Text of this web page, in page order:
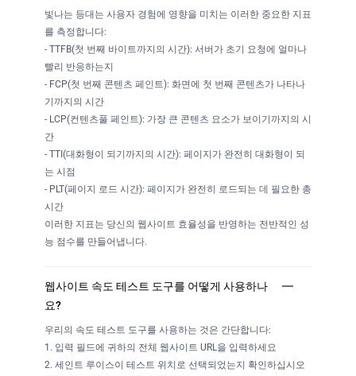
빛나는 등대는 사용자 경험에 영향을 미치는 이러한 중요한 지표
를 측정합니다:
- TTFB(첫 번째 바이트까지의 시간): 서버가 초기 요청에 얼마나
빨리 반응하는지
- FCP(첫 번째 콘텐츠 페인트): 화면에 첫 번째 콘텐츠가 나타나
기까지의 시간
- LCP(컨텐츠풀 페인트): 가장 큰 콘텐츠 요소가 보이기까지의 시
간
- TTI(대화형이 되기까지의 시간): 페이지가 완전히 대화형이 되
는 시점
- PLT(페이지 로드 시간): 페이지가 완전히 로드되는 데 필요한 총
시간
이러한 지표는 당신의 웹사이트 효율성을 반영하는 전반적인 성
능 점수를 만들어냅니다.
웹사이트 속도 테스트 도구를 어떻게 사용하나
요?
우리의 속도 테스트 도구를 사용하는 것은 간단합니다:
1. 입력 필드에 귀하의 전체 웹사이트 URL을 입력하세요
2. 세인트 루이스이 테스트 위치로 선택되었는지 확인하십시오